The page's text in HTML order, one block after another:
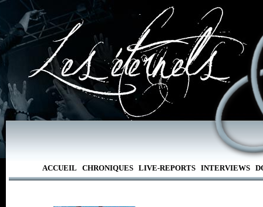
ACCUEIL CHRONIQUES LIVE-REPORTS INTERVIEWS